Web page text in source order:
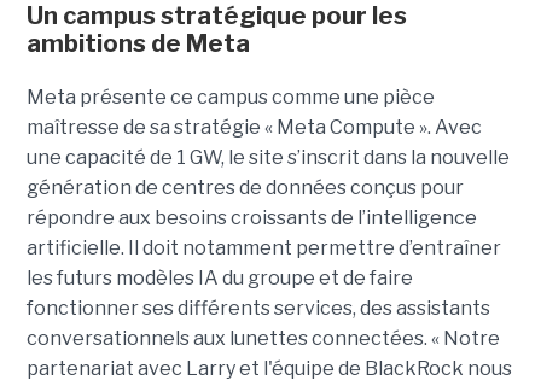
Un campus stratégique pour les
ambitions de Meta
Meta présente ce campus comme une pièce
maîtresse de sa stratégie « Meta Compute ». Avec
une capacité de 1 GW, le site s’inscrit dans la nouvelle
génération de centres de données conçus pour
répondre aux besoins croissants de l’intelligence
artificielle. Il doit notamment permettre d’entraîner
les futurs modèles IA du groupe et de faire
fonctionner ses différents services, des assistants
conversationnels aux lunettes connectées. « Notre
partenariat avec Larry et l'équipe de BlackRock nous